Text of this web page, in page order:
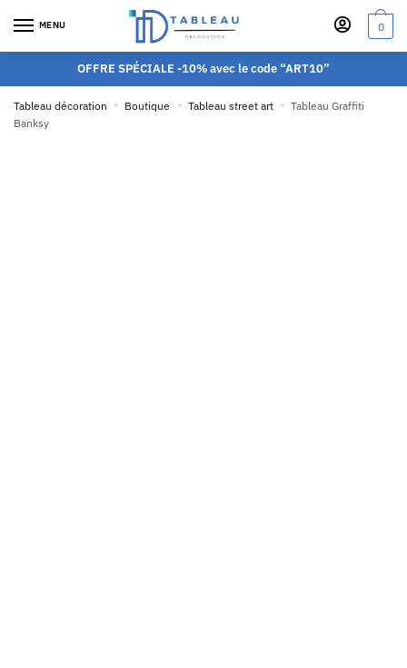
MENU 0
OFFRE SPÉCIALE -10% avec le code “ART10”
Tableau décoration » Boutique » Tableau street art » Tableau Graffiti
Banksy